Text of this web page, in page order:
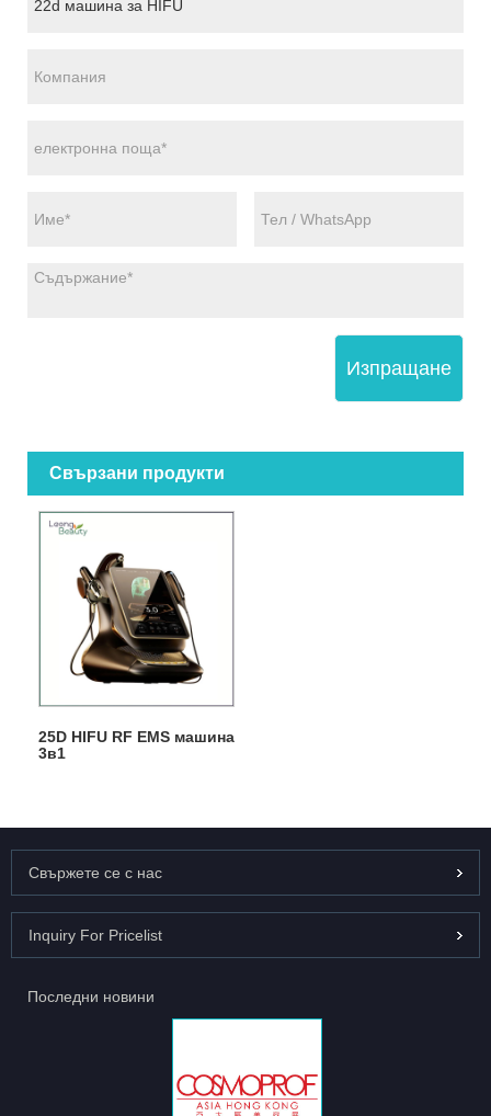
Изпращане
Свързани продукти
25D HIFU RF EMS машина
3в1
Свържете се с нас
Inquiry For Pricelist
Последни новини